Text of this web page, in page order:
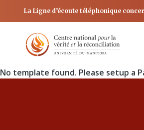
La Ligne d’écoute téléphonique
No template found. Please setup a